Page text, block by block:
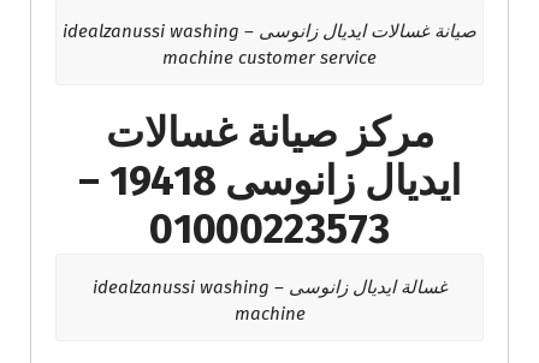
صيانة غسالات ايديال زانوسى – idealzanussi washing
machine customer service
مركز صيانة غسالات
ايديال زانوسى 19418 –
01000223573
غسالة ايديال زانوسى – idealzanussi washing
machine